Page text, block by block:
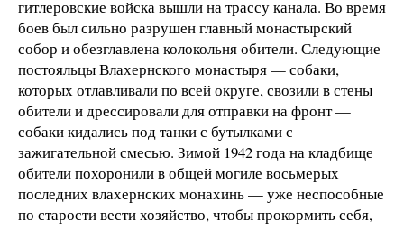
гитлеровские войска вышли на трассу канала. Во время
боев был сильно разрушен главный монастырский
собор и обезглавлена колокольня обители. Следующие
постояльцы Влахернского монастыря — собаки,
которых отлавливали по всей округе, свозили в стены
обители и дрессировали для отправки на фронт —
собаки кидались под танки с бутылками с
зажигательной смесью. Зимой 1942 года на кладбище
обители похоронили в общей могиле восьмерых
последних влахернских монахинь — уже неспособные
по старости вести хозяйство, чтобы прокормить себя,